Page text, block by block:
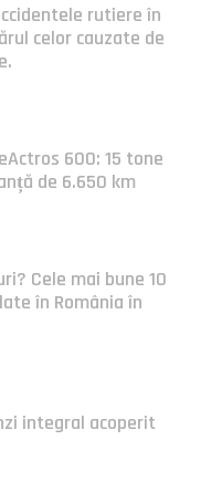
rutiere în
celor cauzate de
600: 15 tone
de 6.650 km
Cele mai bune 10
în România în
integral acoperit